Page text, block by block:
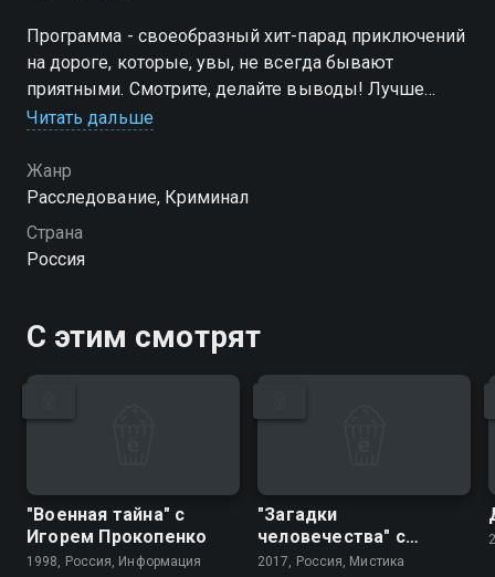
Программа - своеобразный хит-парад приключений
на дороге, которые, увы, не всегда бывают
приятными. Смотрите, делайте выводы! Лучше
быть телезрителем, чем участником!
Посмотреть онлайн 2025 сезон сериала Дорожные
войны вы можете совершенно бесплатно в
хорошем HD качестве на Смотрёшке
Читать дальше
Жанр
Расследование, Криминал
Страна
Россия
С этим смотрят
"Военная тайна" с
Игорем Прокопенко
1998, Россия, Информация
"Загадки
человечества" с
Олегом Шишкиным
2017, Россия, Мистика